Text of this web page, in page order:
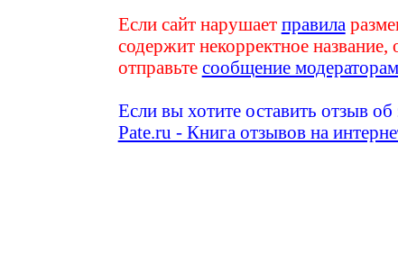
Если сайт нарушает правила
содержит некорректное
отправьте сообщение модераторам
Если вы хотите оставить отзыв
Pate.ru - Книга отзывов на